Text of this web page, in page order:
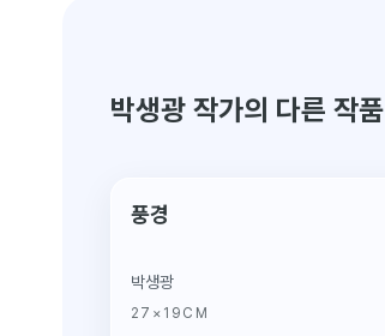
박생광 작가의 다른 작품
풍경
박생광
27×19CM